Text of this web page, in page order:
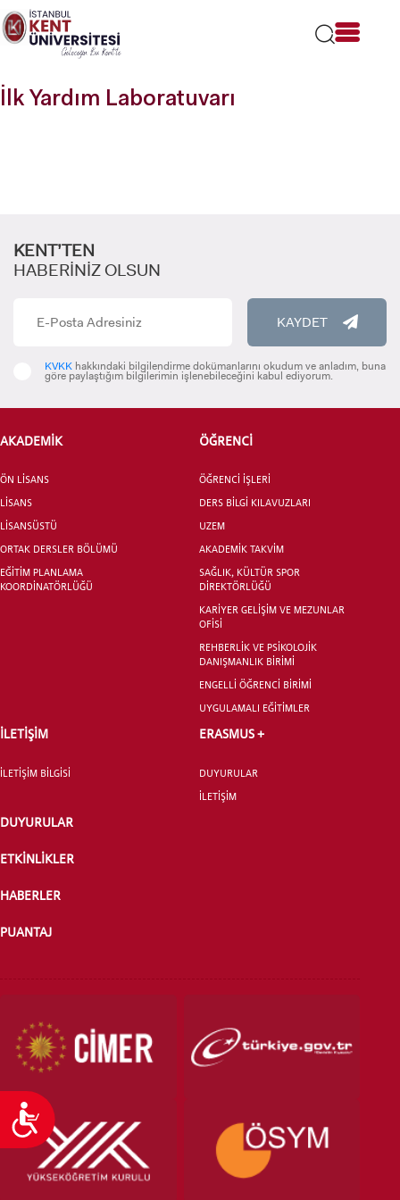
Lütfen
dikkat:
Bu
Ulaşılabilirlik
ADAY ÖĞRENCİ
INTERNATIONAL
LİSANSÜSTÜ EĞİTİM ENSTİTÜSÜ
LİSANS ADAY ÖĞRENCİ
İlk Yardım Laboratuvarı
KENT’TEN
HABERİNİZ OLSUN
KAYDET
KVKK hakkındaki bilgilendirme dokümanlarını okudum ve anladım, buna
göre paylaştığım bilgilerimin işlenebileceğini kabul ediyorum.
AKADEMİK
ÖN LİSANS
LİSANS
LİSANSÜSTÜ
ORTAK DERSLER BÖLÜMÜ
EĞİTİM PLANLAMA
KOORDİNATÖRLÜĞÜ
ÖĞRENCİ
ÖĞRENCİ İŞLERİ
DERS BİLGİ KILAVUZLARI
UZEM
AKADEMİK TAKVİM
SAĞLIK, KÜLTÜR SPOR
DİREKTÖRLÜĞÜ
KARİYER GELİŞİM VE MEZUNLAR
OFİSİ
REHBERLİK VE PSİKOLOJİK
DANIŞMANLIK BİRİMİ
ENGELLİ ÖĞRENCİ BİRİMİ
UYGULAMALI EĞİTİMLER
İLETİŞİM
İLETİŞİM BİLGİSİ
ERASMUS +
DUYURULAR
İLETİŞİM
DUYURULAR
ETKİNLİKLER
HABERLER
PUANTAJ